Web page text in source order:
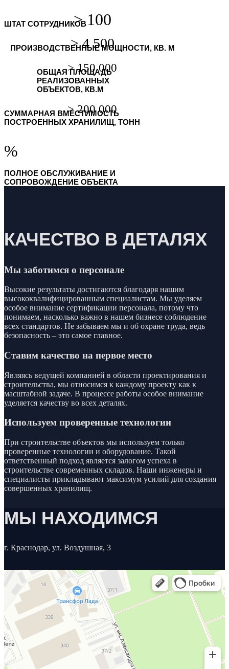
ШТАТ СОТРУДНИКОВ
ПРОИЗВОДСТВЕННЫЕ МОЩНОСТИ, КВ. М
ОБЩАЯ ПЛОЩАДЬ
РЕАЛИЗОВАННЫХ
ОБЪЕКТОВ, КВ.М
СУММАРНАЯ ВМЕСТИМОСТЬ
ПОСТРОЕННЫХ ХРАНИЛИЩ, ТОНН
%
ПОЛНОЕ ОБСЛУЖИВАНИЕ И
СОПРОВОЖДЕНИЕ ОБЪЕКТА
КАЧЕСТВО В ДЕТАЛЯХ
Мы заботимся о персонале
Высокие результаты достигаются благодаря нашим
высококвалифицированным специалистам. Мы уделяем
особое внимание сертификации персонала, потому что
понимаем, насколько важно в нашем бизнесе соблюдение
всех стандартов. Не забываем мы и об охране труда, ведь
безопасность – это самое главное.
Ставим качество на первое место
Являясь ведущей компанией в области проектирования и
строительства, мы относимся к каждому проекту как к
масштабной задаче. В процессе работы особое внимание
уделяется качеству во всех деталях.
Используем проверенные технологии
При строительстве объектов мы используем только
проверенные технологии и оборудование. Такой
ответственный подход является залогом успеха в
строительстве современных складов. Наши инженеры и
специалисты прикладывают максимум усилий для создания
совершенных хранилищ.
МЫ НАХОДИМСЯ
г. Краснодар, ул. Воздушная, 3